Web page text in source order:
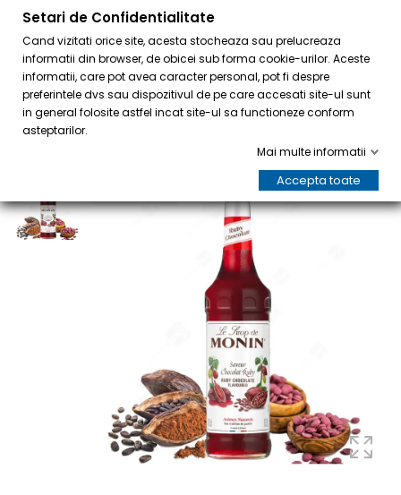
Setari de Confidentialitate
Cand vizitati orice site, acesta stocheaza sau prelucreaza
informatii din browser, de obicei sub forma cookie-urilor. Aceste
informatii, care pot avea caracter personal, pot fi despre
preferintele dvs sau dispozitivul de pe care accesati site-ul sunt
in general folosite astfel incat site-ul sa functioneze conform
asteptarilor.
Mai multe informatii
Accepta toate